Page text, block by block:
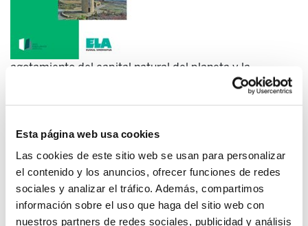
Esta página web usa cookies
Las cookies de este sitio web se usan para personalizar
el contenido y los anuncios, ofrecer funciones de redes
sociales y analizar el tráfico. Además, compartimos
información sobre el uso que haga del sitio web con
nuestros partners de redes sociales, publicidad y análisis
agotamiento del capital natural del planeta y la
degradación del medio enfrenta a la humanidad a una
agotan. La Agencia Internacional de la Energía
reconoció en 2010, por primera vez, que la producción
mundial de petróleo convencional alcanzó el cénit en
2006, en torno a los 70 millones de barriles diarios (IEA,
2010). Por otro lado, el cambio climático amenaza la
viabilidad de nuestra civilización.